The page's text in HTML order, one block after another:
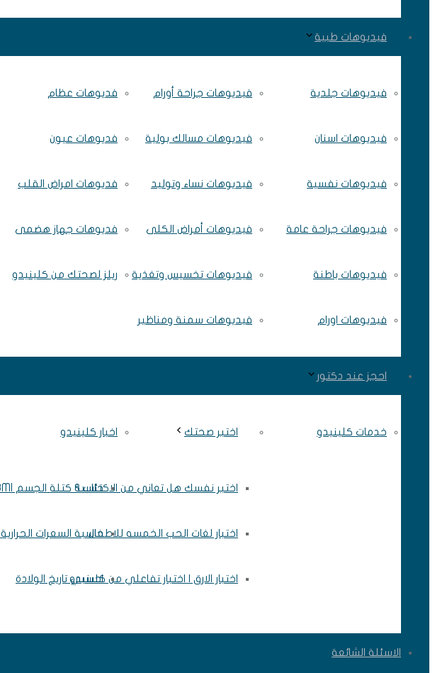
فيديوهات طبية
فيديوهات جلدية
فيديوهات اسنان
فيديوهات نفسية
فيديوهات جراحة عامة
فيديوهات باطنة
فيديوهات اورام
فيديوهات جراحة أورام
فيديوهات مسالك بولية
فيديوهات نساء وتوليد
فيديوهات أمراض الكلى
فيديوهات تخسيس وتغذية
فيديوهات سمنة ومناظير
فديوهات عظام
فديوهات عيون
فديوهات امراض القلب
فديوهات جهاز هضمى
ريلز لصحتك من كلينيدو
احجز عند دكتور
خدمات كلينيدو اختبر صحتك
اختبر نفسك هل تعاني من الاكتئاب ؟
اختبار لغات الحب الخمسه للاطفال
اختبار الارق | اختبار تفاعلي من كلينيدو
حاسبة كتلة الجسم BMI- احسب وزنك المثالي
حاسبة السعرات الحرارية BMR
احسبي تاريخ الولادة
اخبار كلينيدو
الاسئلة الشائعة